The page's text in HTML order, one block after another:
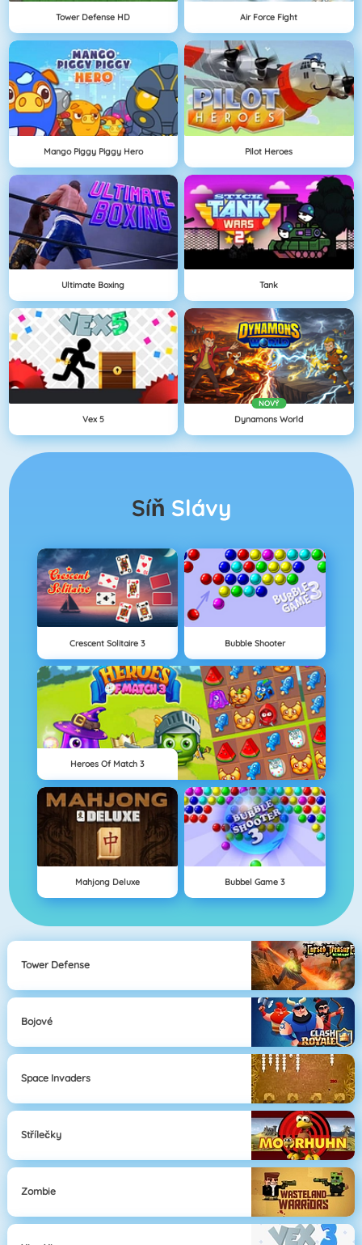
Tower Defense HD Air Force Fight
Mango Piggy Piggy Hero Pilot Heroes
Ultimate Boxing Tank
Vex 5
NOVÝ
Dynamons World
Síň Slávy
Crescent Solitaire 3 Bubble Shooter
Heroes Of Match 3
Mahjong Deluxe Bubbel Game 3
Tower Defense
Bojové
Space Invaders
Střílečky
Zombie